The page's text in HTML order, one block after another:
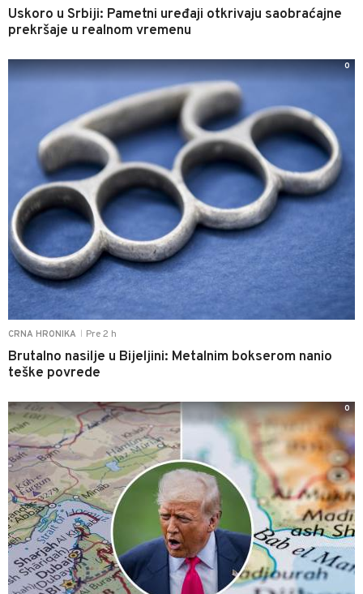
Uskoro u Srbiji: Pametni uređaji otkrivaju saobraćajne
prekršaje u realnom vremenu
CRNA HRONIKA Pre 2 h
Brutalno nasilje u Bijeljini: Metalnim bokserom nanio
teške povrede
0
0